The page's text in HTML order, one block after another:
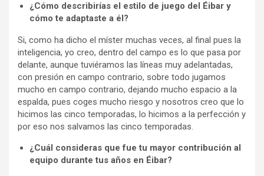
¿Cómo describirías el estilo de juego del Éibar y
cómo te adaptaste a él?
Si, como ha dicho el míster muchas veces, al final pues la
inteligencia, yo creo, dentro del campo es lo que pasa por
delante, aunque tuviéramos las líneas muy adelantadas,
con presión en campo contrario, sobre todo jugamos
mucho en campo contrario, dejando mucho espacio a la
espalda, pues coges mucho riesgo y nosotros creo que lo
hicimos las cinco temporadas, lo hicimos a la perfección y
por eso nos salvamos las cinco temporadas.
¿Cuál consideras que fue tu mayor contribución al
equipo durante tus años en Éibar?